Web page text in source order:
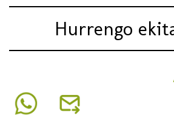
Hurrengo